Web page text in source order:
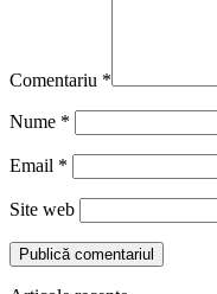
Comentariu *
Nume *
Email *
Site web